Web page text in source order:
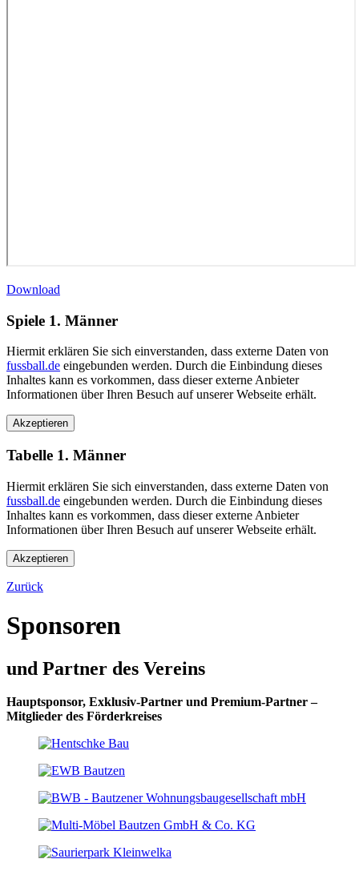
Download
Spiele 1. Männer
Hiermit erklären Sie sich einverstanden, dass externe Daten von
fussball.de eingebunden werden. Durch die Einbindung dieses
Inhaltes kann es vorkommen, dass dieser externe Anbieter
Informationen über Ihren Besuch auf unserer Webseite erhält.
Tabelle 1. Männer
Hiermit erklären Sie sich einverstanden, dass externe Daten von
fussball.de eingebunden werden. Durch die Einbindung dieses
Inhaltes kann es vorkommen, dass dieser externe Anbieter
Informationen über Ihren Besuch auf unserer Webseite erhält.
Zurück
Sponsoren
und Partner des Vereins
Hauptsponsor, Exklusiv-Partner und Premium-Partner –
Mitglieder des Förderkreises